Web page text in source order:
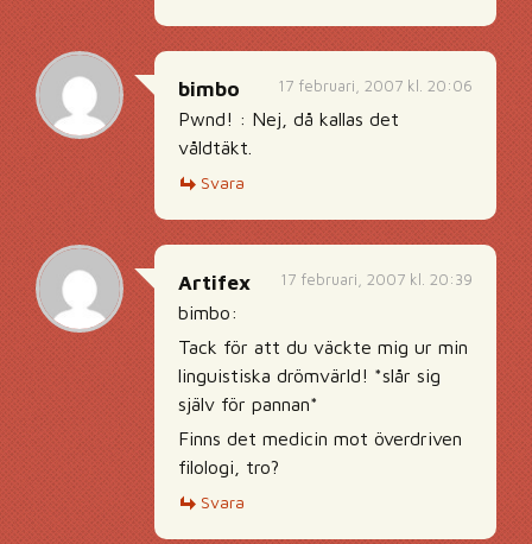
17 februari, 2007 kl. 20:06
bimbo
Pwnd! : Nej, då kallas det
våldtäkt.
Svara
17 februari, 2007 kl. 20:39
Artifex
bimbo:
Tack för att du väckte mig ur min
linguistiska drömvärld! *slår sig
själv för pannan*
Finns det medicin mot överdriven
filologi, tro?
Svara